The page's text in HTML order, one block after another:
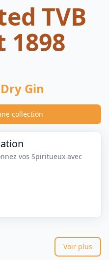
TVB
Gin
collection
vos Spiritueux avec
Voir plus